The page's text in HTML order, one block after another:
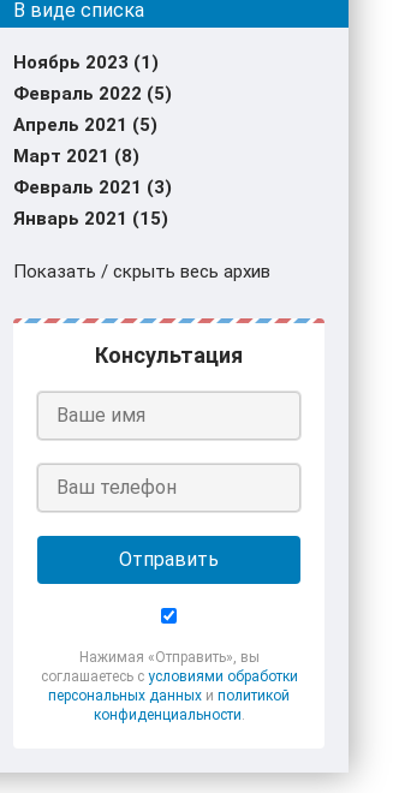
Ноябрь 2023 (1)
Февраль 2022 (5)
Апрель 2021 (5)
Март 2021 (8)
Февраль 2021 (3)
Январь 2021 (15)
Показать / скрыть весь архив
Консультация
Отправить
Нажимая «Отправить», вы
соглашаетесь с условиями обработки
персональных данных и политикой
конфиденциальности.